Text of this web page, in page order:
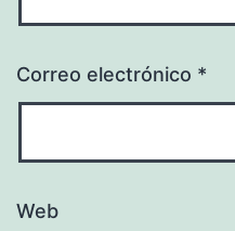
Correo electrónico *
Web